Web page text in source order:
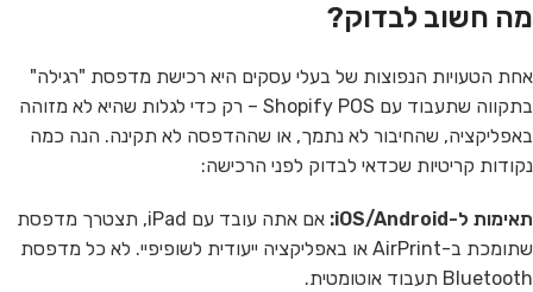
מה חשוב לבדוק?
אחת הטעויות הנפוצות של בעלי עסקים היא רכישת מדפסת "רגילה"
בתקווה שתעבוד עם Shopify POS – רק כדי לגלות שהיא לא מזוהה
באפליקציה, שהחיבור לא נתמך, או שההדפסה לא תקינה. הנה כמה
נקודות קריטיות שכדאי לבדוק לפני הרכישה:
תאימות ל-iOS/Android:
אם אתה עובד עם iPad, תצטרך מדפסת
שתומכת ב-AirPrint או באפליקציה ייעודית לשופיפיי. לא כל מדפסת
Bluetooth תעבוד אוטומטית.